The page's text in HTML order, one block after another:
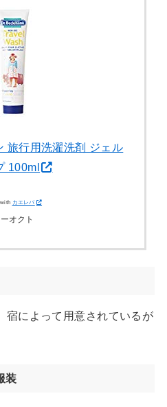
旅行用洗濯洗剤 ジェル
100ml
カエレバ
オクト
宿によって用意されているが
装